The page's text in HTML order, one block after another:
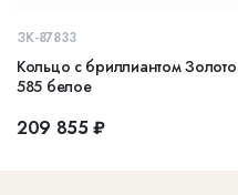
ЗК-87833
Кольцо с бриллиантом Золото
585 белое
209 855 ₽